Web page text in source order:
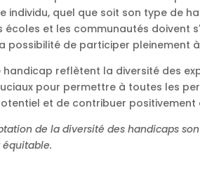
individu, quel que soit son type de
écoles et les communautés doivent
possibilité de participer pleinement
reflètent la diversité des
pour permettre à toutes les
et de contribuer positivement
de la diversité des handicaps